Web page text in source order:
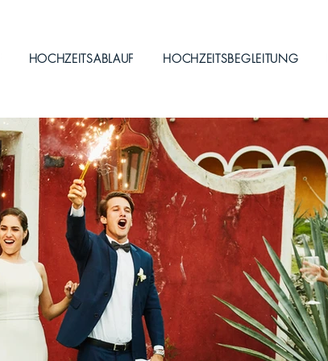
HOCHZEITSABLAUF HOCHZEITSBEGLEITUNG